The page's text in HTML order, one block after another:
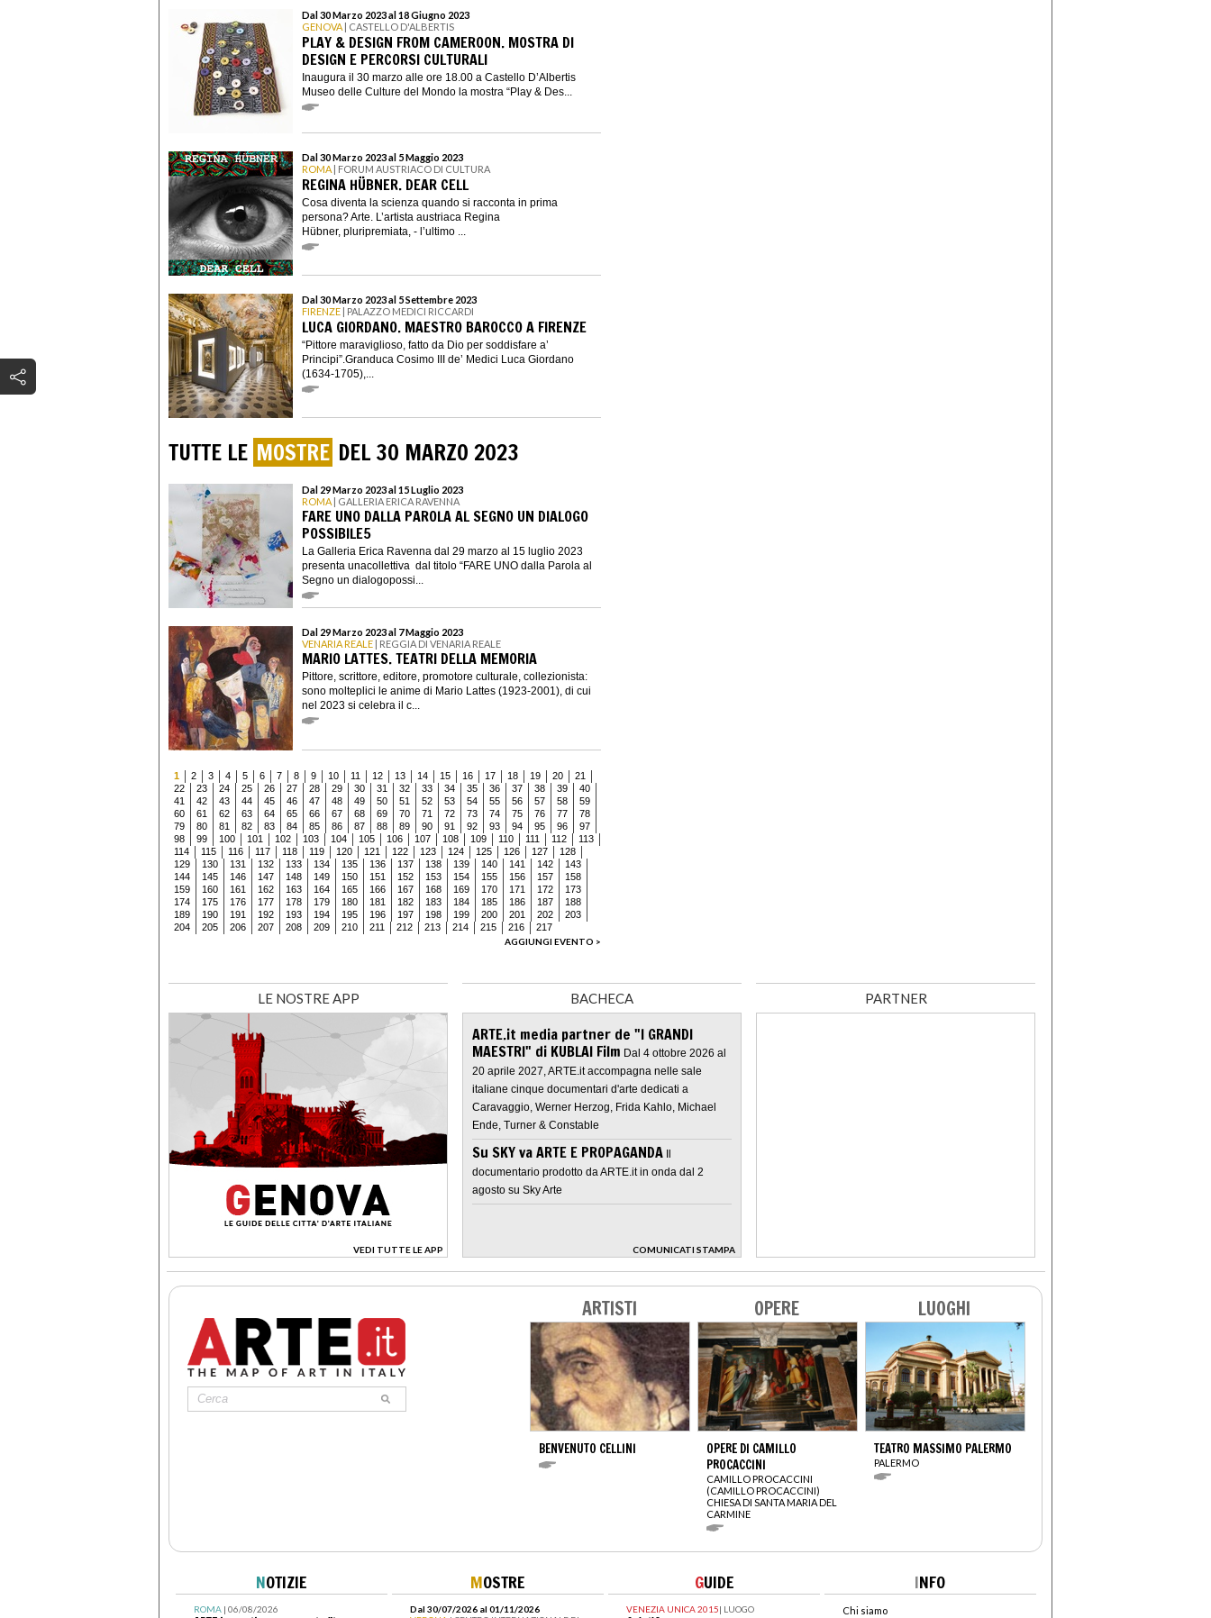
Dal 30 Marzo 2023 al 18 Giugno 2023
GENOVA | CASTELLO D'ALBERTIS
PLAY & DESIGN FROM CAMEROON. MOSTRA DI
DESIGN E PERCORSI CULTURALI
Inaugura il 30 marzo alle ore 18.00 a Castello D’Albertis
Museo delle Culture del Mondo la mostra “Play & Des...
Dal 30 Marzo 2023 al 5 Maggio 2023
ROMA | FORUM AUSTRIACO DI CULTURA
REGINA HÜBNER. DEAR CELL
Cosa diventa la scienza quando si racconta in prima
persona? Arte. L’artista austriaca Regina
Hübner, pluripremiata, - l’ultimo ...
Dal 30 Marzo 2023 al 5 Settembre 2023
FIRENZE | PALAZZO MEDICI RICCARDI
LUCA GIORDANO. MAESTRO BAROCCO A FIRENZE
“Pittore maraviglioso, fatto da Dio per soddisfare a’
Principi”.Granduca Cosimo III de’ Medici Luca Giordano
(1634-1705),...
TUTTE LE MOSTRE DEL 30 MARZO 2023
Dal 29 Marzo 2023 al 15 Luglio 2023
ROMA | GALLERIA ERICA RAVENNA
FARE UNO DALLA PAROLA AL SEGNO UN DIALOGO
POSSIBILE5
La Galleria Erica Ravenna dal 29 marzo al 15 luglio 2023
presenta unacollettiva dal titolo “FARE UNO dalla Parola al
Segno un dialogopossi...
Dal 29 Marzo 2023 al 7 Maggio 2023
VENARIA REALE | REGGIA DI VENARIA REALE
MARIO LATTES. TEATRI DELLA MEMORIA
Pittore, scrittore, editore, promotore culturale, collezionista:
sono molteplici le anime di Mario Lattes (1923-2001), di cui
nel 2023 si celebra il c...
1 2 3 4 5 6 7 8 9 10 11 12 13 14 15 16 17 18 19 20
21
22
23 24 25 26 27 28 29 30 31 32 33 34 35 36 37 38 39
40
41
42 43 44 45 46 47 48 49 50 51 52 53 54 55 56 57 58
59
60
61 62 63 64 65 66 67 68 69 70 71 72 73 74 75 76 77
78
79
80 81 82 83 84 85 86 87 88 89 90 91 92 93 94 95 96
97
98
99 100 101 102 103 104 105 106 107 108 109 110 111 112
113
114
115 116 117 118 119 120 121 122 123 124 125 126 127
128
129
130 131 132 133 134 135 136 137 138 139 140 141 142
143
144
145 146 147 148 149 150 151 152 153 154 155 156 157
158
159
160 161 162 163 164 165 166 167 168 169 170 171 172
173
174
175 176 177 178 179 180 181 182 183 184 185 186 187
188
189
190 191 192 193 194 195 196 197 198 199 200 201 202
203
204
205 206 207 208 209 210 211 212 213 214 215 216
217
AGGIUNGI EVENTO >
LE NOSTRE APP
VEDI TUTTE LE APP
>
BACHECA
ARTE.it media partner de "I GRANDI
MAESTRI" di KUBLAI Film Dal 4 ottobre 2026 al
20 aprile 2027, ARTE.it accompagna nelle sale
italiane cinque documentari d'arte dedicati a
Caravaggio, Werner Herzog, Frida Kahlo, Michael
Ende, Turner & Constable
Su SKY va ARTE E PROPAGANDA Il
documentario prodotto da ARTE.it in onda dal 2
agosto su Sky Arte
COMUNICATI STAMPA
>
PARTNER
ARTISTI
BENVENUTO CELLINI
OPERE
OPERE DI CAMILLO
PROCACCINI
CAMILLO PROCACCINI
(CAMILLO PROCACCINI)
CHIESA DI SANTA MARIA DEL
CARMINE
LUOGHI
TEATRO MASSIMO PALERMO
PALERMO
NOTIZIE
ROMA| 06/08/2026
MOSTRE
Dal 30/07/2026 al 01/11/2026
GUIDE
VENEZIA UNICA 2015| LUOGO
INFO
Chi siamo